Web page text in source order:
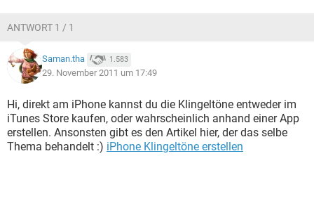
ANTWORT 1 / 1
Saman.tha 1.583
29. November 2011 um 17:49
Hi, direkt am iPhone kannst du die Klingeltöne entweder im
iTunes Store kaufen, oder wahrscheinlich anhand einer App
erstellen. Ansonsten gibt es den Artikel hier, der das selbe
Thema behandelt :) iPhone Klingeltöne erstellen